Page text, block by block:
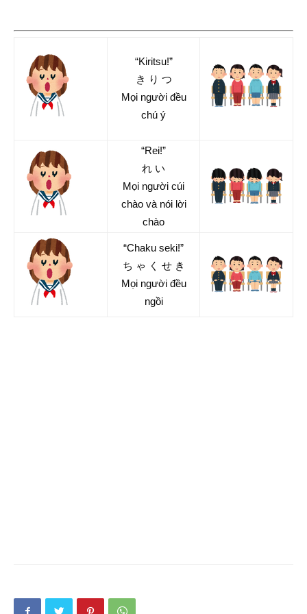
“Kiritsu!”
き り つ
Mọi người đều
chú ý
“Rei!”
れ い
Mọi người cúi
chào và nói lời
chào
“Chaku seki!”
ち ゃ く せ き
Mọi người đều
ngồi